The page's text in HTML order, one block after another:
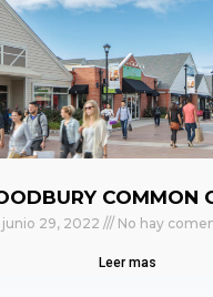
COMMON
junio 29, 2022 No hay
Leer mas